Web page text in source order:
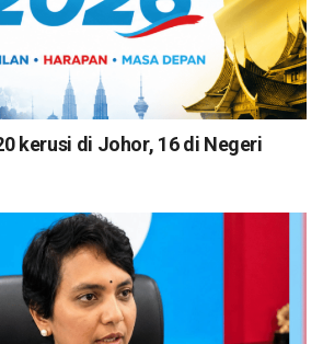
kerusi di Johor, 16 di Negeri